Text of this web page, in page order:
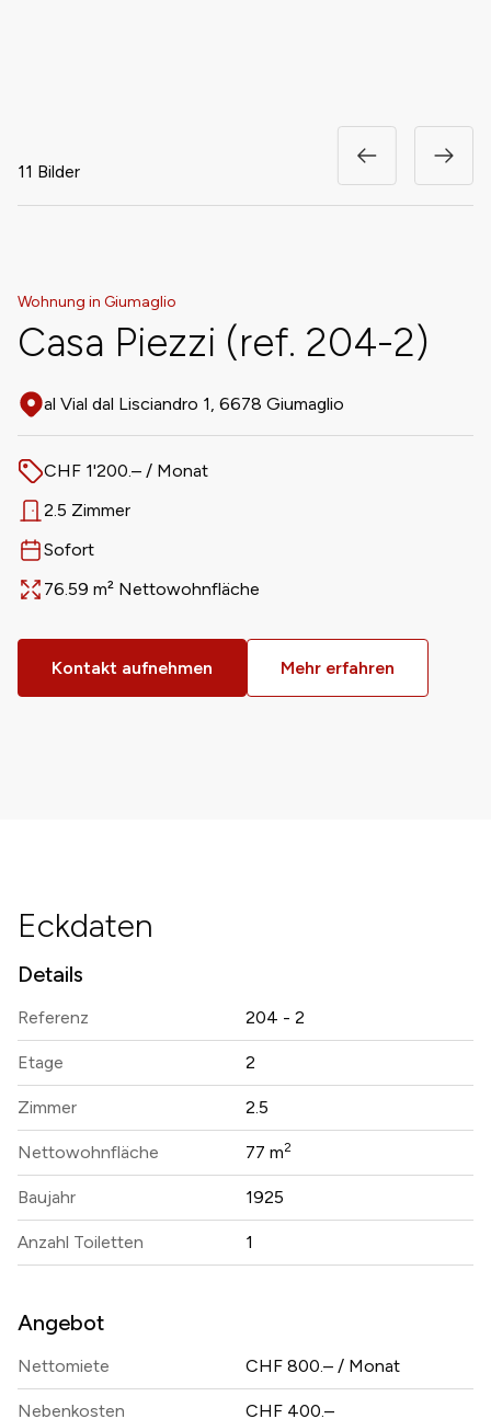
11 Bilder
Wohnung in Giumaglio
Casa Piezzi (ref. 204-2)
Adresse
al Vial dal Lisciandro 1, 6678 Giumaglio
Preis
CHF 1'200.– / Monat
Anzahl Zimmer
2.5 Zimmer
Verfügbar ab
Sofort
Fläche
76.59 m² Nettowohnfläche
Kontakt aufnehmen Mehr erfahren
Eckdaten
Details
Referenz 204 - 2
Etage 2
Zimmer 2.5
Nettowohnfläche 77 m2
Baujahr 1925
Anzahl Toiletten 1
Angebot
Nettomiete CHF 800.– / Monat
Nebenkosten CHF 400.–